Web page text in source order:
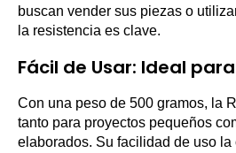
buscan vender sus piezas o
la resistencia es clave.
Fácil de Usar: Ideal
Con una peso de 500 gramos, la
tanto para proyectos pequeños
elaborados. Su facilidad de uso la